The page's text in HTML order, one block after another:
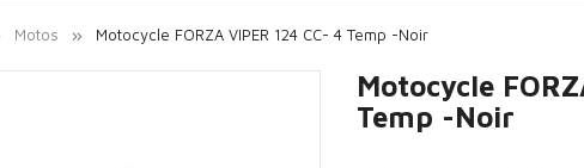
Motos Motocycle FORZA VIPER 124 CC- 4 Temp -Noir
Motocycle
Temp -Noir